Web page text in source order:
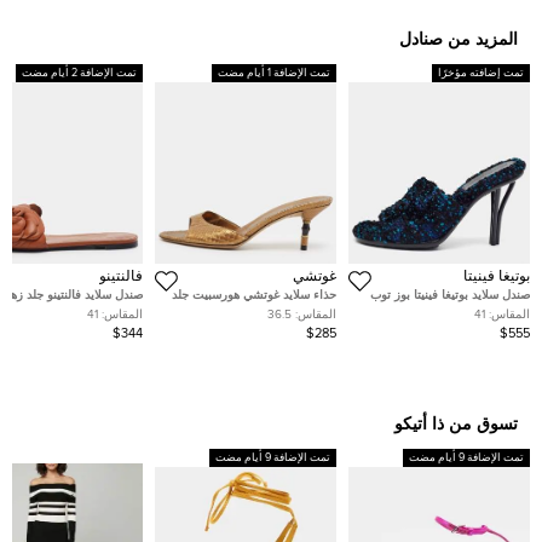
المزيد من صنادل
تمت إضافته مؤخرًا
بوتيغا فينيتا
صندل سلايد بوتيغا فينيتا بوز توب
ملون تويد مقاس 41
المقاس: 41
$555
تمت الإضافة 1 أيام مضت
غوتشي
حذاء سلايد غوتشي هورسبيت جلد
غوتشيسيما بني داكن مقدمة
مفتوحة مقاس 38
المقاس: 36.5
$285
تمت الإضافة 2 أيام مضت
فالنتينو
صندل سلايد فالنتينو جلد
فوشيا بالشعار مقاس 37.5
المقاس: 41
$344
تسوق من ذا أتيكو
تمت الإضافة 9 أيام مضت تمت الإضافة 9 أيام مضت